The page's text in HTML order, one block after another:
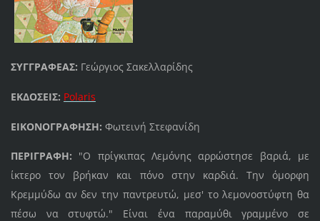
ΣΥΓΓΡΑΦΕΑΣ: Γεώργιος Σακελλαρίδης
ΕΚΔΟΣΕΙΣ: Polaris
ΕΙΚΟΝΟΓΡΑΦΗΣΗ: Φωτεινή Στεφανίδη
ΠΕΡΙΓΡΑΦΗ: "Ο πρίγκιπας Λεμόνης αρρώστησε βαριά, με
ίκτερο τον βρήκαν και πόνο στην καρδιά. Την όμορφη
Κρεμμύδω αν δεν την παντρευτώ, μεσ' το λεμονοστύφτη θα
πέσω να στυφτώ." Είναι ένα παραμύθι γραμμένο σε